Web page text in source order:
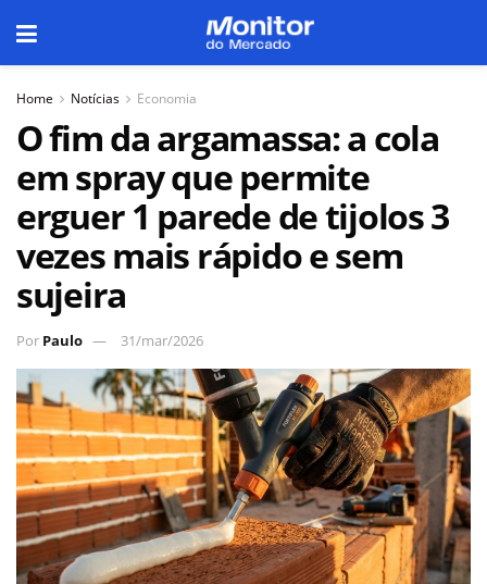
Home Notícias Economia
O fim da argamassa: a cola
em spray que permite
erguer 1 parede de tijolos 3
vezes mais rápido e sem
sujeira
Por Paulo 31/mar/2026